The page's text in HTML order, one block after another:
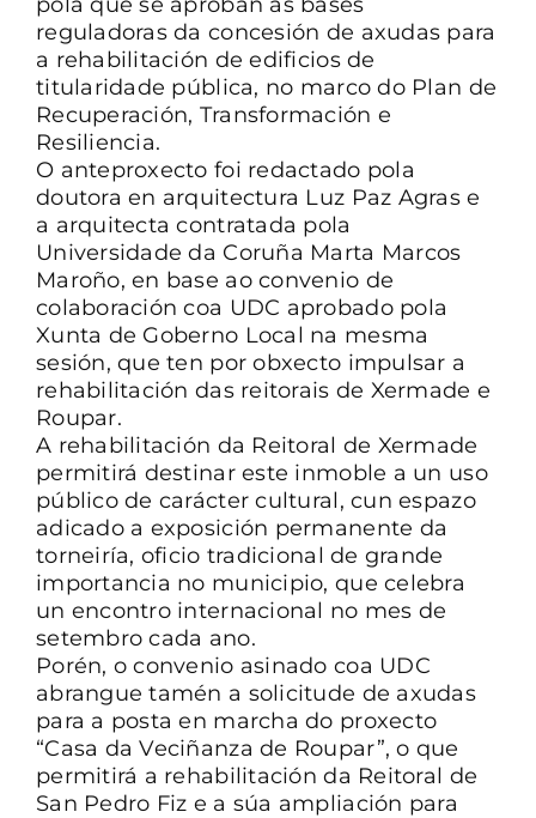
reguladoras da concesión de axudas para
a rehabilitación de edificios de
titularidade pública, no marco do Plan de
Recuperación, Transformación e
Resiliencia.
O anteproxecto foi redactado pola
doutora en arquitectura Luz Paz Agras e
a arquitecta contratada pola
Universidade da Coruña Marta Marcos
Maroño, en base ao convenio de
colaboración coa UDC aprobado pola
Xunta de Goberno Local na mesma
sesión, que ten por obxecto impulsar a
rehabilitación das reitorais de Xermade e
Roupar.
A rehabilitación da Reitoral de Xermade
permitirá destinar este inmoble a un uso
público de carácter cultural, cun espazo
adicado a exposición permanente da
torneiría, oficio tradicional de grande
importancia no municipio, que celebra
un encontro internacional no mes de
setembro cada ano.
Porén, o convenio asinado coa UDC
abrangue tamén a solicitude de axudas
para a posta en marcha do proxecto
“Casa da Veciñanza de Roupar”, o que
permitirá a rehabilitación da Reitoral de
San Pedro Fiz e a súa ampliación para